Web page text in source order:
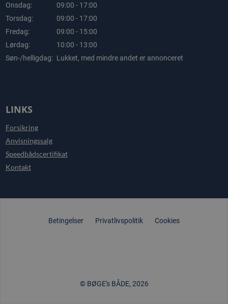
Onsdag:
09:00 - 17:00
Torsdag:
09:00 - 17:00
Fredag:
09:00 - 15:00
Lørdag:
10:00 - 13:00
Søn-/helligdag: Lukket, med mindre andet er annonceret
LINKS
Forsikring
Anvisningssalg
Speedbådscertifikat
Kontakt
Betingelser Privatlivspolitik Cookies
© BØGE's BÅDE, 2026